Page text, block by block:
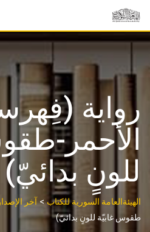
content
رواية
الأحمر-
للونٍ بدائيّ)
الهيئةالعامة السورية للكتاب>آخر
طقوس غابيّة للونٍ بدائيّ)